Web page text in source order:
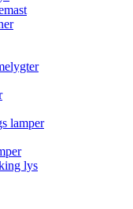
lamper
lys